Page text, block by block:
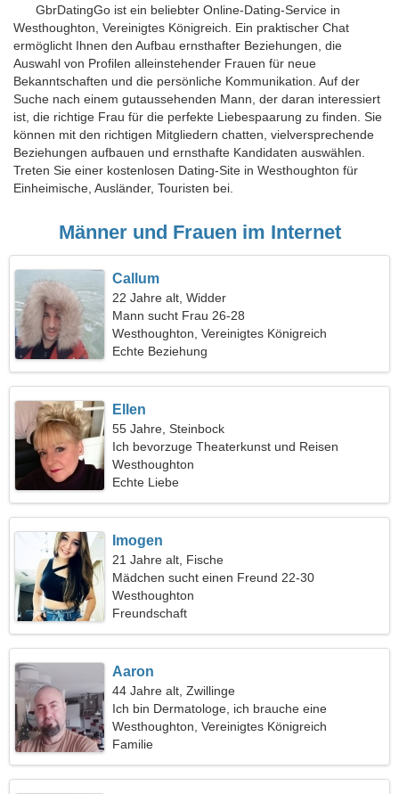
GbrDatingGo ist ein beliebter Online-Dating-Service in
Westhoughton, Vereinigtes Königreich. Ein praktischer Chat
ermöglicht Ihnen den Aufbau ernsthafter Beziehungen, die
Auswahl von Profilen alleinstehender Frauen für neue
Bekanntschaften und die persönliche Kommunikation. Auf der
Suche nach einem gutaussehenden Mann, der daran interessiert
ist, die richtige Frau für die perfekte Liebespaarung zu finden. Sie
können mit den richtigen Mitgliedern chatten, vielversprechende
Beziehungen aufbauen und ernsthafte Kandidaten auswählen.
Treten Sie einer kostenlosen Dating-Site in Westhoughton für
Einheimische, Ausländer, Touristen bei.
Männer und Frauen im Internet
Callum
22 Jahre alt, Widder
Mann sucht Frau 26-28
Westhoughton, Vereinigtes Königreich
Echte Beziehung
Ellen
55 Jahre, Steinbock
Ich bevorzuge Theaterkunst und Reisen
Westhoughton
Echte Liebe
Imogen
21 Jahre alt, Fische
Mädchen sucht einen Freund 22-30
Westhoughton
Freundschaft
Aaron
44 Jahre alt, Zwillinge
Ich bin Dermatologe, ich brauche eine
freundliche Frau
Westhoughton, Vereinigtes Königreich
Familie